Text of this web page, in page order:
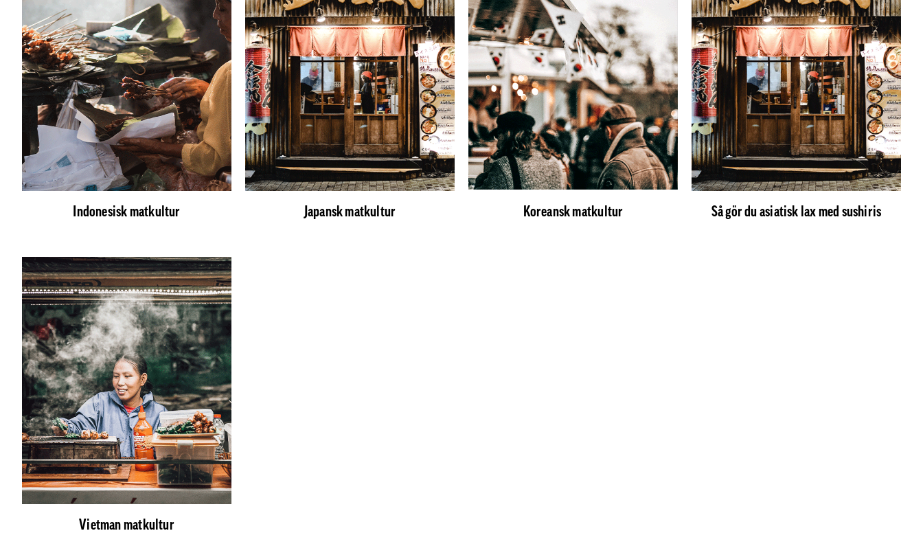
Indonesisk matkultur Japansk matkultur Koreansk matkultur Så gör du asiatisk lax med sushiris
Vietman matkultur